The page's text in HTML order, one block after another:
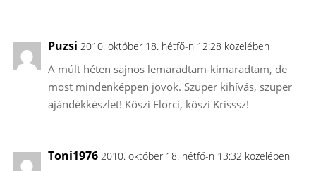
Puzsi 2010. október 18. hétfő-n 12:28 közelében
A múlt héten sajnos lemaradtam-kimaradtam, de
most mindenképpen jövök. Szuper kihívás, szuper
ajándékkészlet! Köszi Florci, köszi Krisssz!
Toni1976 2010. október 18. hétfő-n 13:32 közelében